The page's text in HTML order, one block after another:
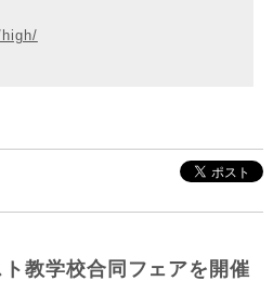
教学校合同フェアを開催